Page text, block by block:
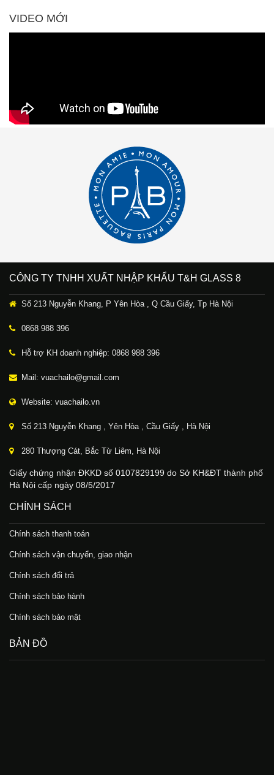
VIDEO MỚI
CÔNG TY TNHH XUẤT NHẬP KHẨU T&H GLASS 8
Số 213 Nguyễn Khang, P Yên Hòa , Q Cầu Giấy, Tp Hà Nội
0868 988 396
Hỗ trợ KH doanh nghiệp: 0868 988 396
Mail: vuachailo@gmail.com
Website: vuachailo.vn
Số 213 Nguyễn Khang , Yên Hòa , Cầu Giấy , Hà Nội
280 Thượng Cát, Bắc Từ Liêm, Hà Nội
Giấy chứng nhận ĐKKD số 0107829199 do Sở KH&ĐT thành phố
Hà Nội cấp ngày 08/5/2017
CHÍNH SÁCH
Chính sách thanh toán
Chính sách vận chuyển, giao nhận
Chính sách đổi trả
Chính sách bảo hành
Chính sách bảo mật
BẢN ĐỒ